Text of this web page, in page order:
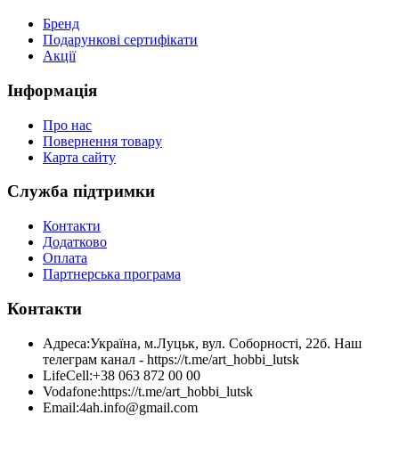
Бренд
Подарункові сертифікати
Акції
Інформація
Про нас
Повернення товару
Карта сайту
Служба підтримки
Контакти
Додатково
Оплата
Партнерська програма
Контакти
Адреса:Україна, м.Луцьк, вул. Соборності, 22б. Наш
телеграм канал - https://t.me/art_hobbi_lutsk
LifeCell:+38 063 872 00 00
Vodafone:https://t.me/art_hobbi_lutsk
Email:4ah.info@gmail.com